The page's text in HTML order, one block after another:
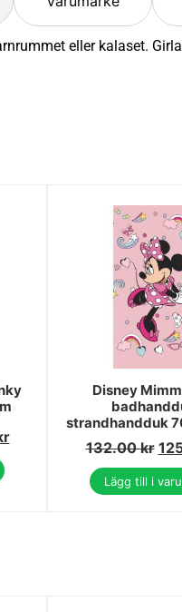
eller kalaset.
Disney
strandhandduk
132.00kr
Lägg till i